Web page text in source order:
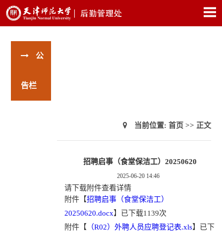
公
告栏
当前位置: 首页 >> 正文
招聘启事（食堂保洁工）20250620
2025-06-20 14:46
请下载附件查看详情
附件【招聘启事（食堂保洁工）
20250620.docx】 已下载1139次
附件【
（R02）外聘人员应聘登记表.xls】
已下